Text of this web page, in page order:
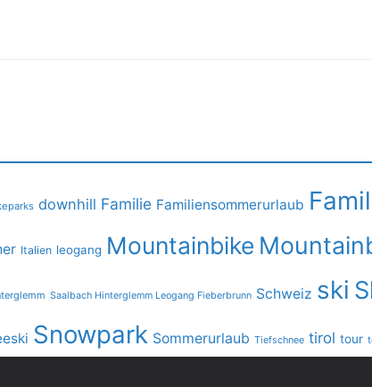
downhill Familie Familiensommerurlaub
Italien leogang Mountainbike
Saalbach Hinterglemm Leogang Fieberbrunn Schweiz ski
Snowpark Sommerurlaub Tiefschnee tirol tour